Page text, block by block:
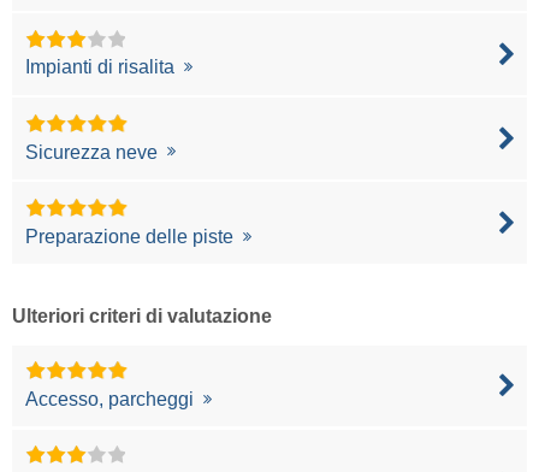
Impianti di risalita
Sicurezza neve
Preparazione delle piste
Ulteriori criteri di valutazione
Accesso, parcheggi